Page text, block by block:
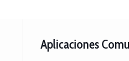
Aplicaciones